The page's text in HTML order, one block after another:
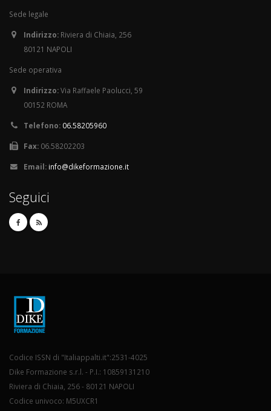
Sede legale
Indirizzo: Riviera di Chiaia, 256
80121 NAPOLI
Sede operativa
Indirizzo:Via Raffaele Paolucci, 59
00152 ROMA
Telefono: 06.58205960
Fax: 06.58202203
Email: info@dikeformazione.it
Seguici
Codice ISSN di "Italiappalti.it":2531-4025
Dike Formazione s.r.l. - P.I.: 10859131210
Riviera di Chiaia, 256 - 80121 NAPOLI
Codice univoco: M5UXCR1